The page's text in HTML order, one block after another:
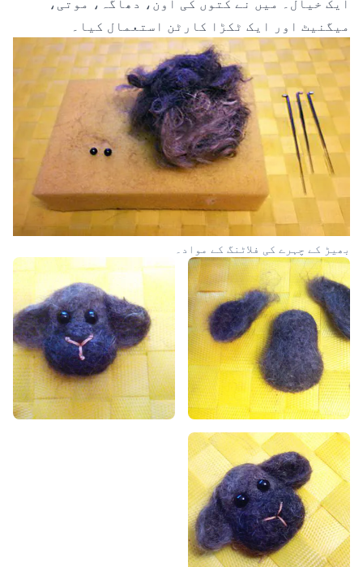
میگنیٹ اور ایک ٹکڑا کارٹن استعمال کیا۔
بھیڑ کے چہرے کی فلاٹنگ کے مواد۔